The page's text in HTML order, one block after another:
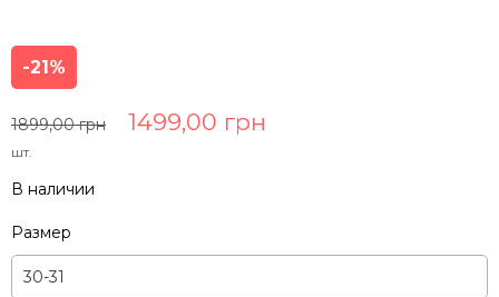
-21%
1899,00 грн 1499,00 грн
шт.
В наличии
Размер